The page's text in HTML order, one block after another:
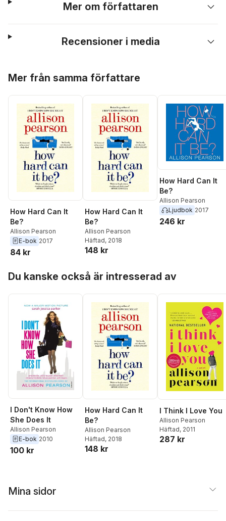
Mer om författaren
Recensioner i media
Mer från samma författare
How Hard Can It
Be?
Allison Pearson
E-bok 2017
84 kr
How Hard Can It
Be?
Allison Pearson
Häftad, 2018
148 kr
How Hard Can It
Be?
Allison Pearson
Ljudbok 2017
246 kr
Du kanske också är intresserad av
I Don't Know How
She Does It
Allison Pearson
E-bok 2010
100 kr
How Hard Can It
Be?
Allison Pearson
Häftad, 2018
148 kr
I Think I Love You
Allison Pearson
Häftad, 2011
287 kr
Mina sidor